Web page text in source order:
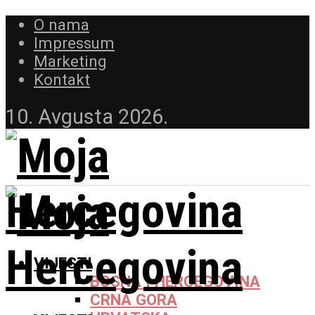
O nama
Impressum
Marketing
Kontakt
10. Avgusta 2026.
VIJESTI
BOSNA I HERCEGOVINA
CRNA GORA